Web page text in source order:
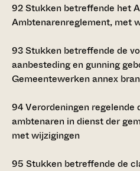
92Stukken betreffende het
Ambtenarenreglement, met
93Stukken betreffende de
aanbesteding en gunning
Gemeentewerken annex
94Verordeningen regelende
ambtenaren in dienst der
met wijzigingen
95 Stukken betreffende de